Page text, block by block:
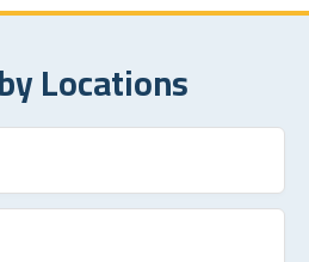
Locations